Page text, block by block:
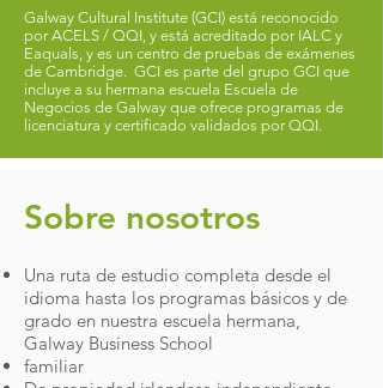
Galway Cultural Institute (GCI) está reconocido
por ACELS / QQI, y está acreditado por IALC y
Eaquals, y es un centro de pruebas de exámenes
de Cambridge. GCI es parte del grupo GCI que
incluye a su hermana escuela Escuela de
Negocios de Galway que ofrece programas de
licenciatura y certificado validados por QQI.
Sobre nosotros
Una ruta de estudio completa desde el
idioma hasta los programas básicos y de
grado en nuestra escuela hermana,
Galway Business School
familiar